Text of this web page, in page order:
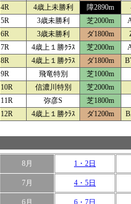
4R
4歳上未勝利 障2890m
5R
3歳未勝利 芝2000m
6R
3歳未勝利 ダ1800m
7R
4歳上１勝ｸﾗｽ 芝2000m
8R
4歳上１勝ｸﾗｽ ダ1800m
9R
飛竜特別
芝1000m
10R
信濃川特別
芝2000m
11R
弥彦S
芝1800m
12R
4歳上１勝ｸﾗｽ ダ1200m
8月 1・2日
7月 4・5日
6月 6・7日